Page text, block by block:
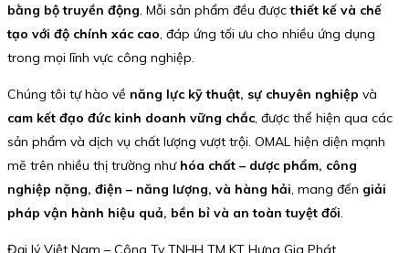
bằng bộ truyền động. Mỗi sản phẩm đều đượcthiết kế và chế
tạo với độ chính xác cao, đáp ứng tối ưu cho nhiều ứng dụng
trong mọi lĩnh vực công nghiệp.
Chúng tôi tự hào về năng lực kỹ thuật, sự chuyên nghiệp và
cam kết đạo đức kinh doanh vững chắc, được thể hiện qua các
sản phẩm và dịch vụ chất lượng vượt trội. OMAL hiện diện mạnh
mẽ trên nhiều thị trường như hóa chất – dược phẩm, công
nghiệp nặng, điện – năng lượng, và hàng hải, mang đến giải
pháp vận hành hiệu quả, bền bỉ và an toàn tuyệt đối.
Đại lý Việt Nam – Công Ty TNHH TM KT Hưng Gia Phát